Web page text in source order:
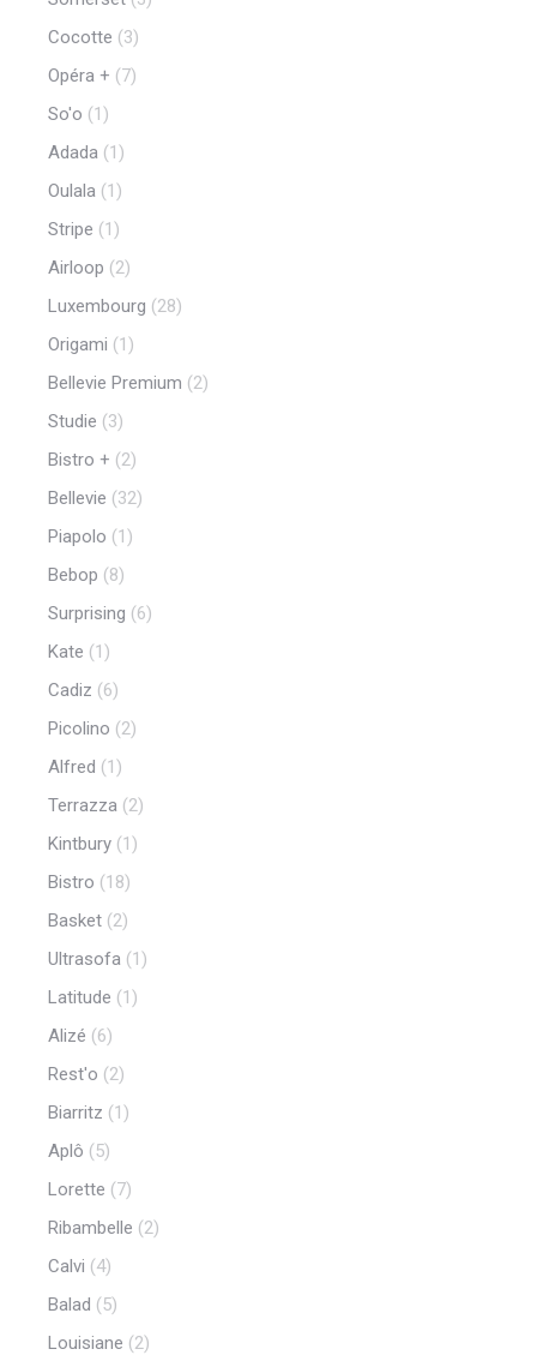
Cocotte (3)
Opéra + (7)
So'o (1)
Adada (1)
Oulala (1)
Stripe (1)
Airloop (2)
Luxembourg (28)
Origami (1)
Bellevie Premium (2)
Studie (3)
Bistro + (2)
Bellevie (32)
Piapolo (1)
Bebop (8)
Surprising (6)
Kate (1)
Cadiz (6)
Picolino (2)
Alfred (1)
Terrazza (2)
Kintbury (1)
Bistro (18)
Basket (2)
Ultrasofa (1)
Latitude (1)
Alizé (6)
Rest'o (2)
Biarritz (1)
Aplô (5)
Lorette (7)
Ribambelle (2)
Calvi (4)
Balad (5)
Louisiane (2)